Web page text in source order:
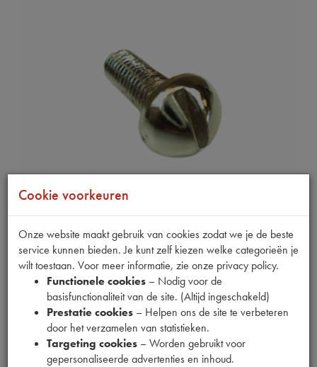
Fabrikant
Productnummer
1548059
20 (€0,99 excl. btw)
Cookie voorkeuren
Onze website maakt gebruik van cookies zodat we je de beste
service kunnen bieden. Je kunt zelf kiezen welke categorieën je
wilt toestaan. Voor meer informatie, zie onze privacy policy.
Functionele cookies – Nodig voor de
basisfunctionaliteit van de site. (Altijd ingeschakeld)
Prestatie cookies – Helpen ons de site te verbeteren
door het verzamelen van statistieken.
Targeting cookies – Worden gebruikt voor
gepersonaliseerde advertenties en inhoud.